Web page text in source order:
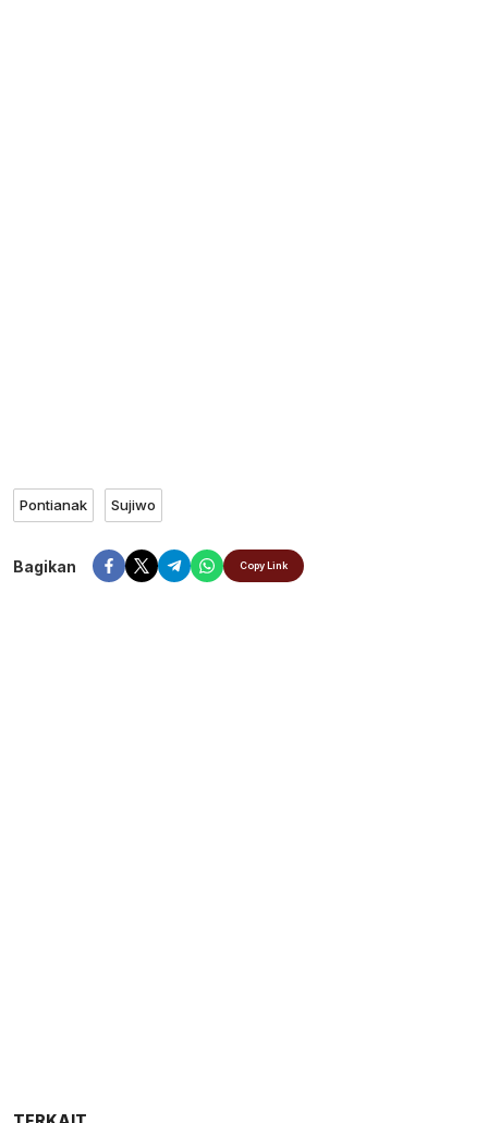
Pontianak Sujiwo
Bagikan Copy Link